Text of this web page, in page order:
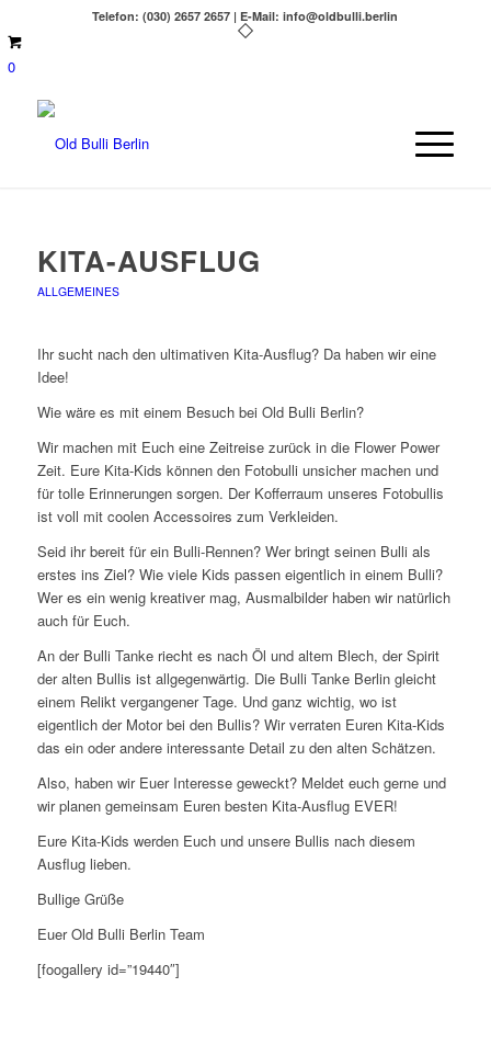
Telefon: (030) 2657 2657 | E-Mail: info@oldbulli.berlin
0
KITA-AUSFLUG
ALLGEMEINES
Ihr sucht nach den ultimativen Kita-Ausflug? Da haben wir eine
Idee!
Wie wäre es mit einem Besuch bei Old Bulli Berlin?
Wir machen mit Euch eine Zeitreise zurück in die Flower Power
Zeit. Eure Kita-Kids können den Fotobulli unsicher machen und
für tolle Erinnerungen sorgen. Der Kofferraum unseres Fotobullis
ist voll mit coolen Accessoires zum Verkleiden.
Seid ihr bereit für ein Bulli-Rennen? Wer bringt seinen Bulli als
erstes ins Ziel? Wie viele Kids passen eigentlich in einem Bulli?
Wer es ein wenig kreativer mag, Ausmalbilder haben wir natürlich
auch für Euch.
An der Bulli Tanke riecht es nach Öl und altem Blech, der Spirit
der alten Bullis ist allgegenwärtig. Die Bulli Tanke Berlin gleicht
einem Relikt vergangener Tage. Und ganz wichtig, wo ist
eigentlich der Motor bei den Bullis? Wir verraten Euren Kita-Kids
das ein oder andere interessante Detail zu den alten Schätzen.
Also, haben wir Euer Interesse geweckt? Meldet euch gerne und
wir planen gemeinsam Euren besten Kita-Ausflug EVER!
Eure Kita-Kids werden Euch und unsere Bullis nach diesem
Ausflug lieben.
Bullige Grüße
Euer Old Bulli Berlin Team
[foogallery id=”19440″]